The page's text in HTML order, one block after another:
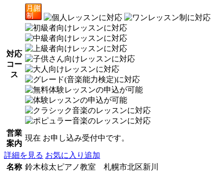
対応
コー
ス
営業
案内
現在 お申し込み受付中です。
詳細を見る お気に入り追加
名称 鈴木椋太ピアノ教室 札幌市北区新川